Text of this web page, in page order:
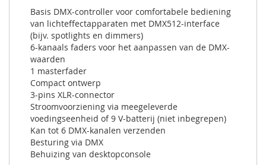
Basis DMX-controller voor comfortabele bediening
van lichteffectapparaten met DMX512-interface
(bijv. spotlights en dimmers)
6-kanaals faders voor het aanpassen van de DMX-
waarden
1 masterfader
Compact ontwerp
3-pins XLR-connector
Stroomvoorziening via meegeleverde
voedingseenheid of 9 V-batterij (niet inbegrepen)
Kan tot 6 DMX-kanalen verzenden
Besturing via DMX
Behuizing van desktopconsole